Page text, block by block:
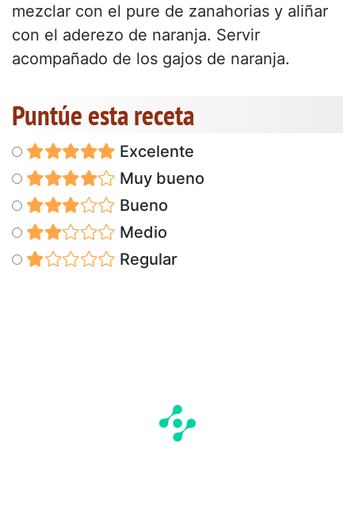
mezclar con el pure de zanahorias y aliñar
con el aderezo de naranja. Servir
acompañado de los gajos de naranja.
Puntúe esta receta
Excelente
Muy bueno
Bueno
Medio
Regular